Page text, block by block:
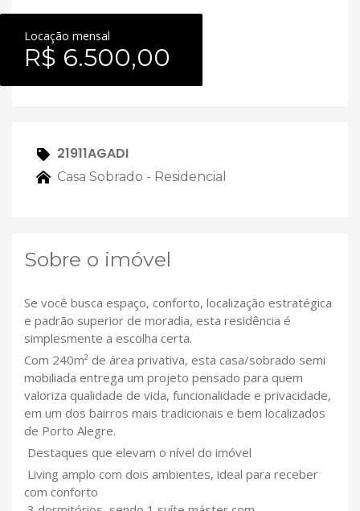
Locação mensal
R$ 6.500,00
21911AGADI
Casa Sobrado - Residencial
Sobre o imóvel
Se você busca espaço, conforto, localização estratégica
e padrão superior de moradia, esta residência é
simplesmente a escolha certa.
Com 240m² de área privativa, esta casa/sobrado semi
mobiliada entrega um projeto pensado para quem
valoriza qualidade de vida, funcionalidade e privacidade,
em um dos bairros mais tradicionais e bem localizados
de Porto Alegre.
Destaques que elevam o nível do imóvel
Living amplo com dois ambientes, ideal para receber
com conforto